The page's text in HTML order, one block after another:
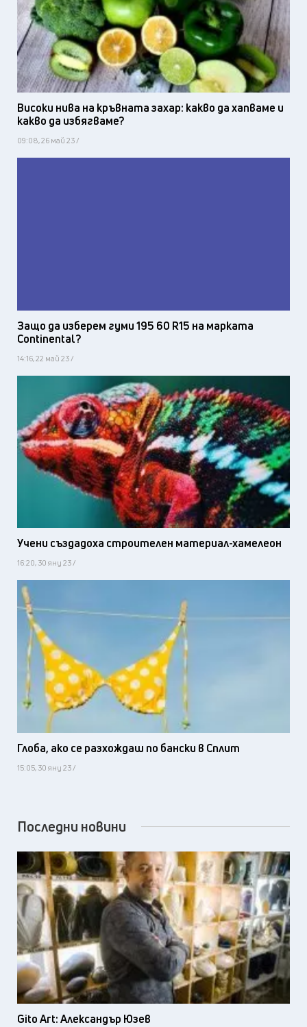
Високи нива на кръвната захар: какво да хапваме и
какво да избягваме?
09:08, 26 май 23 /
Защо да изберем гуми 195 60 R15 на марката
Continental?
14:16, 22 май 23 /
Учени създадоха строителен материал-хамелеон
16:20, 30 яну 23 /
Глоба, ако се разхождаш по бански в Сплит
15:05, 30 яну 23 /
Последни новини
Gito Art: Александър Юзев